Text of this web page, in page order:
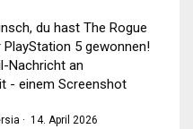
du hast The Rogue
5 gewonnen!
Nachricht an
- einem Screenshot
· 14. April 2026